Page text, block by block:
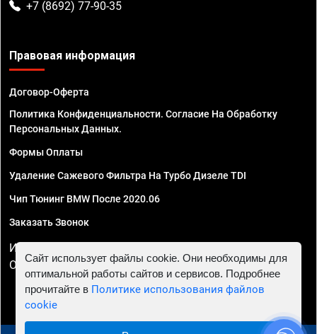
+7 (8692) 77-90-35
Правовая информация
Договор-Оферта
Политика Конфиденциальности. Согласие На Обработку
Персональных Данных.
Формы Оплаты
Удаление Сажевого Фильтра На Турбо Дизеле TDI
Чип Тюнинг BMW После 2020.06
Заказать Звонок
ИП Смирнов Георгий Павлович. ИНН 781302555843,
ОГРНИП 324470400032610
Сайт использует файлы cookie. Они необходимы для
оптимальной работы сайтов и сервисов. Подробнее
прочитайте в Политике использования файлов
cookie